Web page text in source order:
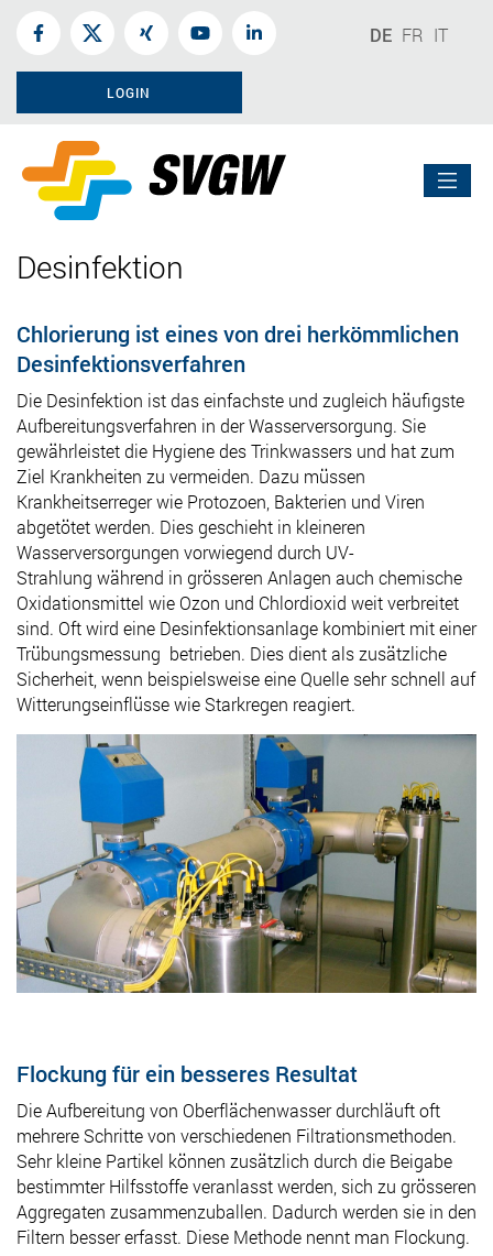
DE FR IT
LOGIN
Desinfektion
Chlorierung ist eines von drei herkömmlichen
Desinfektionsverfahren
Die Desinfektion ist das einfachste und zugleich häufigste
Aufbereitungsverfahren in der Wasserversorgung. Sie
gewährleistet die Hygiene des Trinkwassers und hat zum
Ziel Krankheiten zu vermeiden. Dazu müssen
Krankheitserreger wie Protozoen, Bakterien und Viren
abgetötet werden. Dies geschieht in kleineren
Wasserversorgungen vorwiegend durch UV-
Strahlung während in grösseren Anlagen auch chemische
Oxidationsmittel wie Ozon und Chlordioxid weit verbreitet
sind. Oft wird eine Desinfektionsanlage kombiniert mit einer
Trübungsmessung betrieben. Dies dient alszusätzliche
Sicherheit, wenn beispielsweise eine Quelle sehr schnell auf
Witterungseinflüsse wie Starkregen reagiert.
Flockung für ein besseres Resultat
Die Aufbereitung von Oberflächenwasser durchläuft oft
mehrere Schritte von verschiedenen Filtrationsmethoden.
Sehr kleine Partikel können zusätzlich durch die Beigabe
bestimmter Hilfsstoffe veranlasst werden, sich zu grösseren
Aggregaten zusammenzuballen. Dadurch werden sie in den
Filtern besser erfasst. Diese Methode nennt man Flockung.